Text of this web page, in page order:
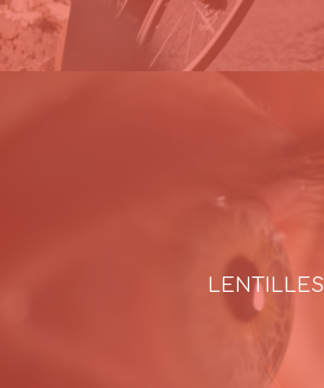
LENTILLES